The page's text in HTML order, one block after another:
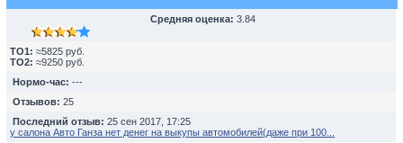
Средняя оценка: 3.84
TO1: ≈5825 руб.
TO2: ≈9250 руб.
Нормо-час: ---
Отзывов: 25
Последний отзыв: 25 сен 2017, 17:25
у салона Авто Ганза нет денег на выкупы автомобилей(даже при 100...